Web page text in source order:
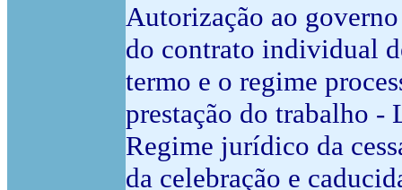
Autorização ao
do contrato individual
termo e o regime
prestação do trabalho -
Regime jurídico da
da celebração e